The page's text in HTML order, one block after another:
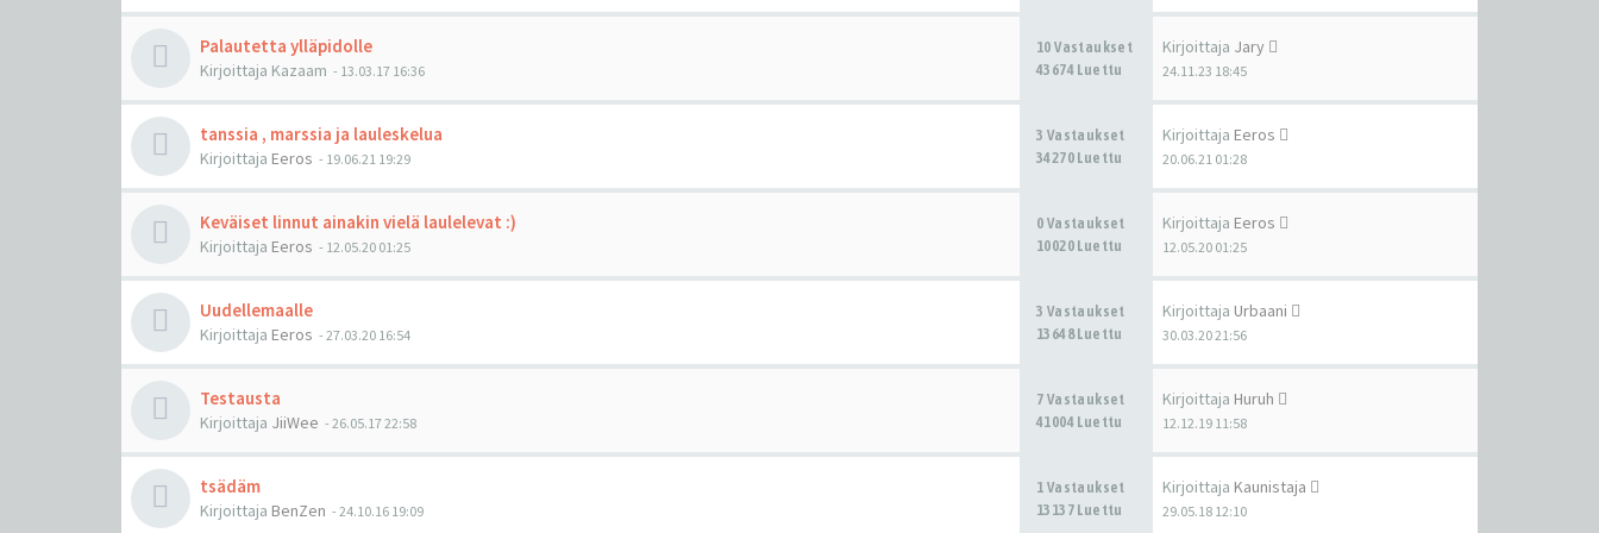
Palautetta ylläpidolle
Kirjoittaja Kazaam - 13.03.17 16:36
10 Vastaukset
43674 Luettu
Kirjoittaja Jary
24.11.23 18:45
tanssia , marssia ja lauleskelua
Kirjoittaja Eeros - 19.06.21 19:29
3 Vastaukset
34270 Luettu
Kirjoittaja Eeros
20.06.21 01:28
Keväiset linnut ainakin vielä laulelevat :)
Kirjoittaja Eeros - 12.05.20 01:25
0 Vastaukset
10020 Luettu
Kirjoittaja Eeros
12.05.20 01:25
Uudellemaalle
Kirjoittaja Eeros - 27.03.20 16:54
3 Vastaukset
13648 Luettu
Kirjoittaja Urbaani
30.03.20 21:56
Testausta
Kirjoittaja JiiWee - 26.05.17 22:58
7 Vastaukset
41004 Luettu
Kirjoittaja Huruh
12.12.19 11:58
tsädäm
Kirjoittaja BenZen - 24.10.16 19:09
1 Vastaukset
13137 Luettu
Kirjoittaja Kaunistaja
29.05.18 12:10